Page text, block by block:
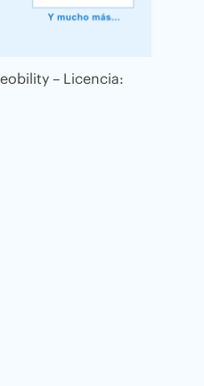
– Licencia: